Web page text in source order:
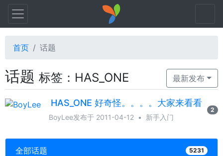
首页 话题
话题 标签：HAS_ONE 最新发布
HAS_ONE 好奇怪。。。。大家来看看
BoyLee发布于 2011-04-12 • 新手入门
2
全部话题 5231